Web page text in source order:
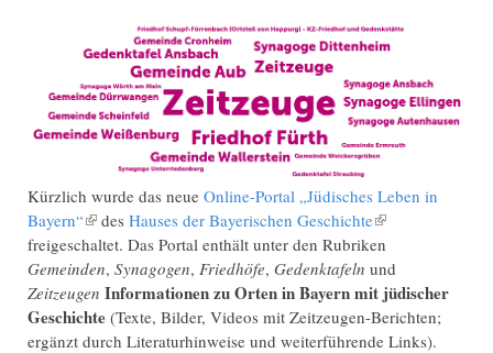
Kürzlich wurde das neue Online-Portal „Jüdisches Leben in
Bayern“(Link ist extern)
des Hauses der Bayerischen Geschichte(Link ist extern)
freigeschaltet. Das Portal enthält unter den Rubriken
Gemeinden, Synagogen, Friedhöfe, Gedenktafeln und
Zeitzeugen Informationen zu Orten in Bayern mit jüdischer
Geschichte (Texte, Bilder, Videos mit Zeitzeugen-Berichten;
ergänzt durch Literaturhinweise und weiterführende Links).